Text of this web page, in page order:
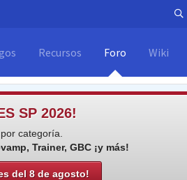
Recursos Foro Wiki
SP 2026!
categoría.
Trainer, GBC ¡y más!
del 8 de agosto!